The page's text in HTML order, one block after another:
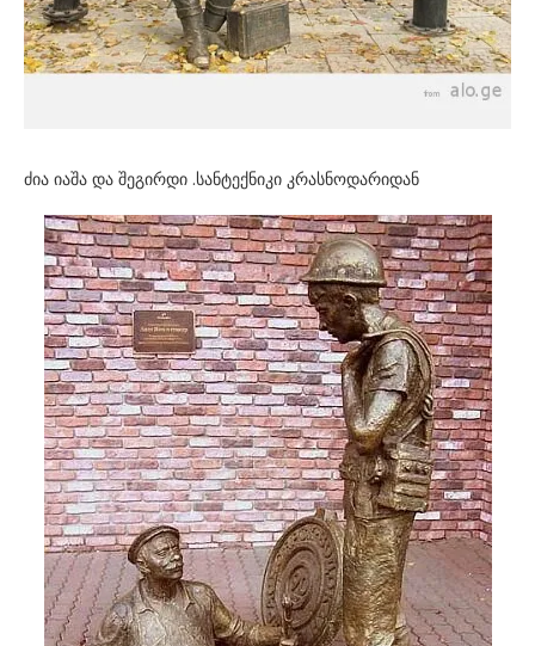
ძია იაშა და შეგირდი .სანტექნიკი კრასნოდარიდან